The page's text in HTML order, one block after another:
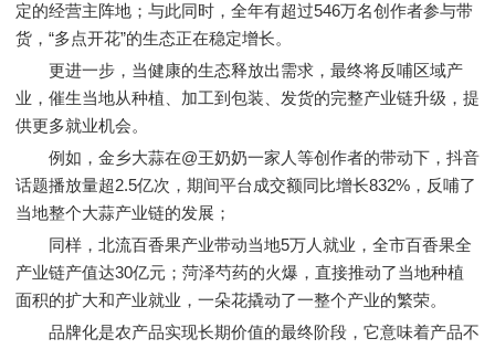
定的经营主阵地；与此同时，全年有超过546万名创作者参与带
货，“多点开花”的生态正在稳定增长。
更进一步，当健康的生态释放出需求，最终将反哺区域产
业，催生当地从种植、加工到包装、发货的完整产业链升级，提
供更多就业机会。
例如，金乡大蒜在@王奶奶一家人等创作者的带动下，抖音
话题播放量超2.5亿次，期间平台成交额同比增长832%，反哺了
当地整个大蒜产业链的发展；
同样，北流百香果产业带动当地5万人就业，全市百香果全
产业链产值达30亿元；菏泽芍药的火爆，直接推动了当地种植
面积的扩大和产业就业，一朵花撬动了一整个产业的繁荣。
品牌化是农产品实现长期价值的最终阶段，它意味着产品不